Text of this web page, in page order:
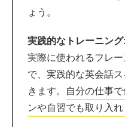
ょう。
実践的なトレーニング:
実際に使われるフレ
で、実践的な英会話
きます。
自分の仕事
ンや自習でも取り入れ